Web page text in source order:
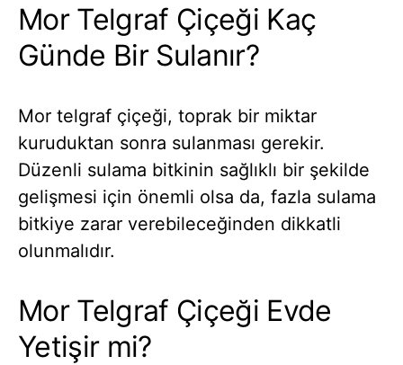
Mor Telgraf Çiçeği Kaç
Günde Bir Sulanır?
Mor telgraf çiçeği, toprak bir miktar
kuruduktan sonra sulanması gerekir.
Düzenli sulama bitkinin sağlıklı bir şekilde
gelişmesi için önemli olsa da, fazla sulama
bitkiye zarar verebileceğinden dikkatli
olunmalıdır.
Mor Telgraf Çiçeği Evde
Yetişir mi?